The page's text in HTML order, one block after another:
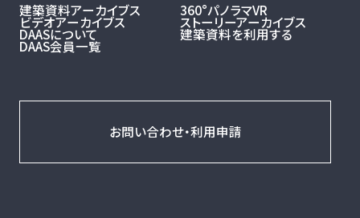
建築資料アーカイブス 360°パノラマVR
ビデオアーカイブス ストーリーアーカイブス
DAASについて 建築資料を利用する
DAAS会員一覧
お問い合わせ・利用申請